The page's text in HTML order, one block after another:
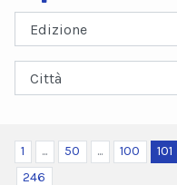
Greco
1 ... 50 ... 100 101
246